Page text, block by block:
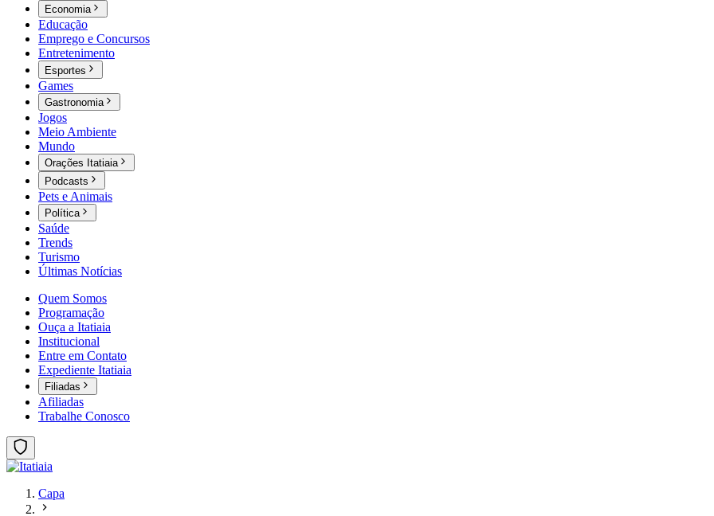
Economia
Educação
Emprego e Concursos
Entretenimento
Esportes
Games
Gastronomia
Jogos
Meio Ambiente
Mundo
Orações Itatiaia
Podcasts
Pets e Animais
Política
Saúde
Trends
Turismo
Últimas Notícias
Quem Somos
Programação
Ouça a Itatiaia
Institucional
Entre em Contato
Expediente Itatiaia
Filiadas
Afiliadas
Trabalhe Conosco
Capa